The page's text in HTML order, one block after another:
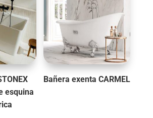
esquina
Bañera exenta CARMEL